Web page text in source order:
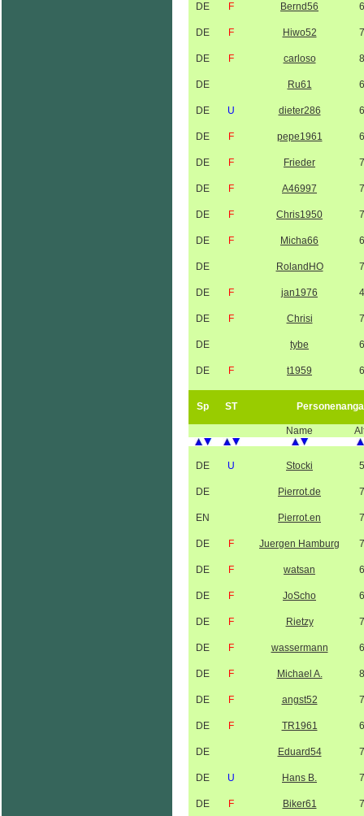
DE F Bernd56
DE F Hiwo52
DE F carloso
DE Ru61
DE U dieter286
DE F pepe1961
DE F Frieder
DE F A46997
DE F Chris1950
DE F Micha66
DE RolandHO
DE F jan1976
DE F Chrisi
DE tybe
DE F t1959
Sp ST
Name
DE U Stocki
DE Pierrot.de
EN Pierrot.en
DE F Juergen Hamburg
DE F watsan
DE F JoScho
DE F Rietzy
DE F wassermann
DE F Michael A.
DE F angst52
DE F TR1961
DE Eduard54
DE U Hans B.
DE F Biker61